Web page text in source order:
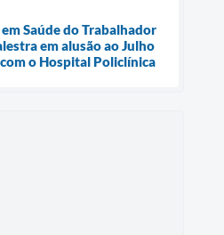
Saúde do Trabalhador
em alusão ao Julho
o Hospital Policlínica